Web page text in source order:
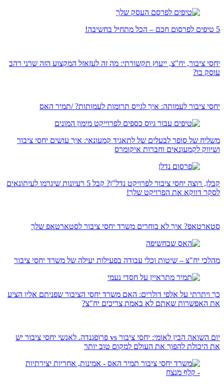
5 טיפים לפרסום חכם – הכל מתחיל בחשיבה!
יחסי ציבור, יח"צ, ייעוץ תקשורתי: מה זה לעזאזל המקצוע הזה שרני רהב
עוסק בו?
יחסי ציבור לעמותה: איך לגייס תרומות לעמותות? /תמיר האס
משליח של סופר לבעלים של לתאגיד קמעונאי: איך עושים יחסי ציבור
ושיווק לקמעונאים וחברות איקומרס
קבלן, רוצה יחסי ציבור לפרויקט נדל"ן? קבל 5 רעיונות שיגרמו לעיתונאים
לסקר דווקא את הפרויקט שלך!
סטארטאפ? איך לא בוחרים משרד יחסי ציבור לסטארטאפ שלך
מהלכי יח"צ – שיטות וכלי עבודה בפעילות יעילה של משרד יחסי ציבור
כך ויתרתי על אלפי דולרים: האם משרד יחסי הציבור שפניתם אליו הציע
את האפשרות שאתם לא באמת צריכים יח"צ?
יום השואה הבין לאומי: יחסי ציבור vs פרופגנדה. לאנשי יחסי ציבור יש
את היכולת להפוך את העולם למקום טוב יותר